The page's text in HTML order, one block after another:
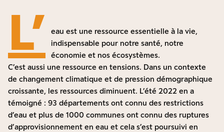
L’
eau est une ressource essentielle à la vie,
indispensable pour notre santé, notre
économie et nos écosystèmes.
C’est aussi une ressource en tensions. Dans un contexte
de changement climatique et de pression démographique
croissante, les ressources diminuent. L’été 2022 en a
témoigné : 93 départements ont connu des restrictions
d’eau et plus de 1000 communes ont connu des ruptures
d’approvisionnement en eau et cela s’est poursuivi en